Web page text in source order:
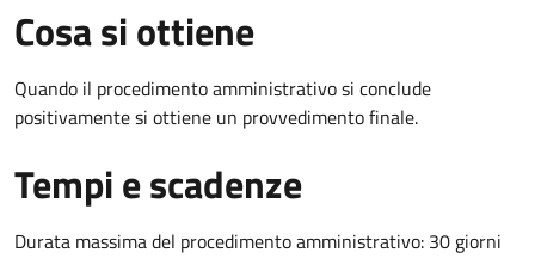
Cosa si ottiene
Quando il procedimento amministrativo si conclude
positivamente si ottiene un provvedimento finale.
Tempi e scadenze
Durata massima del procedimento amministrativo: 30 giorni